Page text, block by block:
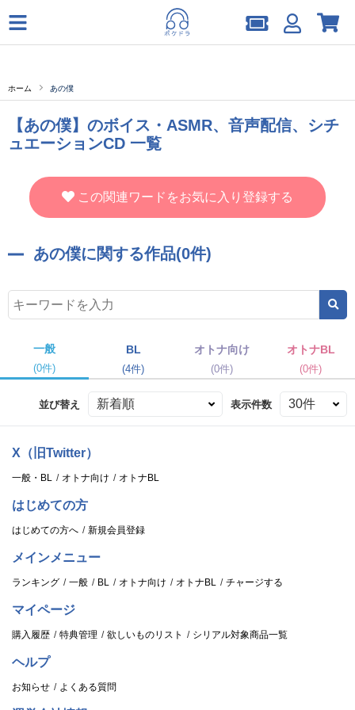
ホーム あの僕
【あの僕】のボイス・ASMR、音声配信、シチ
ュエーションCD 一覧
この関連ワードをお気に入り登録する
あの僕に関する作品(0件)
一般
(0件)
BL
(4件)
オトナ向け
(0件)
オトナBL
(0件)
並び替え 表示件数
X（旧Twitter）
一般・BL オトナ向け オトナBL
はじめての方
はじめての方へ 新規会員登録
メインメニュー
ランキング 一般 BL オトナ向け オトナBL チャージする
マイページ
購入履歴 特典管理 欲しいものリスト シリアル対象商品一覧
ヘルプ
お知らせ よくある質問